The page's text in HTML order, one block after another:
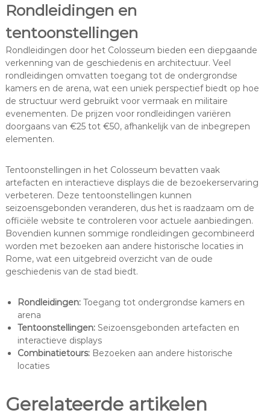
Rondleidingen en
tentoonstellingen
Rondleidingen door het Colosseum bieden een diepgaande
verkenning van de geschiedenis en architectuur. Veel
rondleidingen omvatten toegang tot de ondergrondse
kamers en de arena, wat een uniek perspectief biedt op hoe
de structuur werd gebruikt voor vermaak en militaire
evenementen. De prijzen voor rondleidingen variëren
doorgaans van €25 tot €50, afhankelijk van de inbegrepen
elementen.
Tentoonstellingen in het Colosseum bevatten vaak
artefacten en interactieve displays die de bezoekerservaring
verbeteren. Deze tentoonstellingen kunnen
seizoensgebonden veranderen, dus het is raadzaam om de
officiële website te controleren voor actuele aanbiedingen.
Bovendien kunnen sommige rondleidingen gecombineerd
worden met bezoeken aan andere historische locaties in
Rome, wat een uitgebreid overzicht van de oude
geschiedenis van de stad biedt.
Rondleidingen:Toegang tot ondergrondse kamers en
arena
Tentoonstellingen:Seizoensgebonden artefacten en
interactieve displays
Combinatietours:Bezoeken aan andere historische
locaties
Gerelateerde artikelen